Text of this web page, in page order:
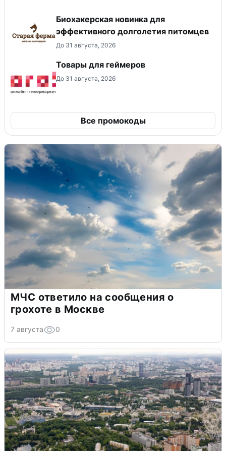
Биохакерская новинка для
эффективного долголетия питомцев
До 31 августа, 2026
Товары для геймеров
До 31 августа, 2026
Все промокоды
МЧС ответило на сообщения о
грохоте в Москве
7 августа 0